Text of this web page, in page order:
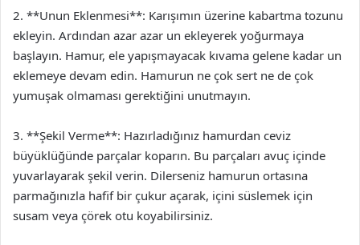
2. **Unun Eklenmesi**: Karışımın üzerine kabartma tozunu
ekleyin. Ardından azar azar un ekleyerek yoğurmaya
başlayın. Hamur, ele yapışmayacak kıvama gelene kadar un
eklemeye devam edin. Hamurun ne çok sert ne de çok
yumuşak olmaması gerektiğini unutmayın.
3. **Şekil Verme**: Hazırladığınız hamurdan ceviz
büyüklüğünde parçalar koparın. Bu parçaları avuç içinde
yuvarlayarak şekil verin. Dilerseniz hamurun ortasına
parmağınızla hafif bir çukur açarak, içini süslemek için
susam veya çörek otu koyabilirsiniz.